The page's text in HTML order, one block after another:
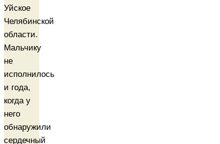
Уйское
Челябинской
области.
Мальчику
не
исполнилось
и года,
когда у
него
обнаружили
сердечный